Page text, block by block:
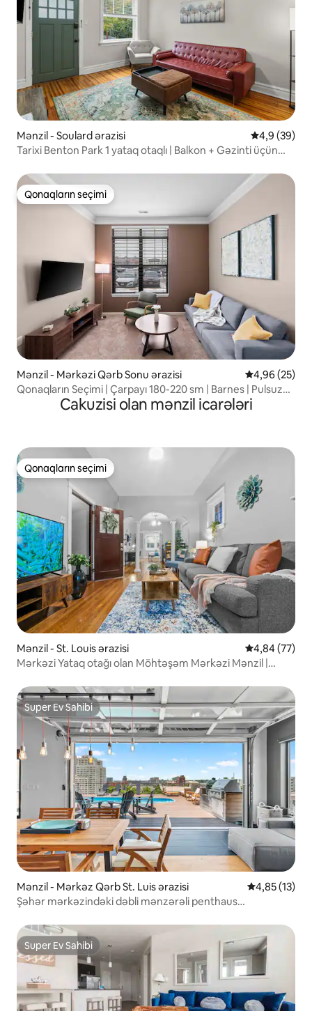
Mənzil - Soulard ərazisi Ortalama
4,9 (39)
Tarixi Benton Park 1 yataq otaqlı | Balkon + Gəzinti üçün
Qonaqların seçimi
Qonaqların seçimi
Mənzil - Mərkəzi Qərb Sonu ərazisi Ortalama
4,96 (25)
Qonaqların Seçimi | Çarpayı 180-220 sm | Barnes | Pulsuz
Cakuzisi olan mənzil icarələri
Qonaqların seçimi
Qonaqların seçimi
Mənzil - St. Louis ərazisi Ortalama
4,84 (77)
Mərkəzi Yataq otağı olan Möhtəşəm Mərkəzi Mənzil |
Super Ev Sahibi
Super Ev Sahibi
Mənzil - Mərkəz Qərb St. Luis ərazisi Ortalama
4,85 (13)
Şəhər mərkəzindəki dəbli mənzərəli penthaus
Super Ev Sahibi
Super Ev Sahibi